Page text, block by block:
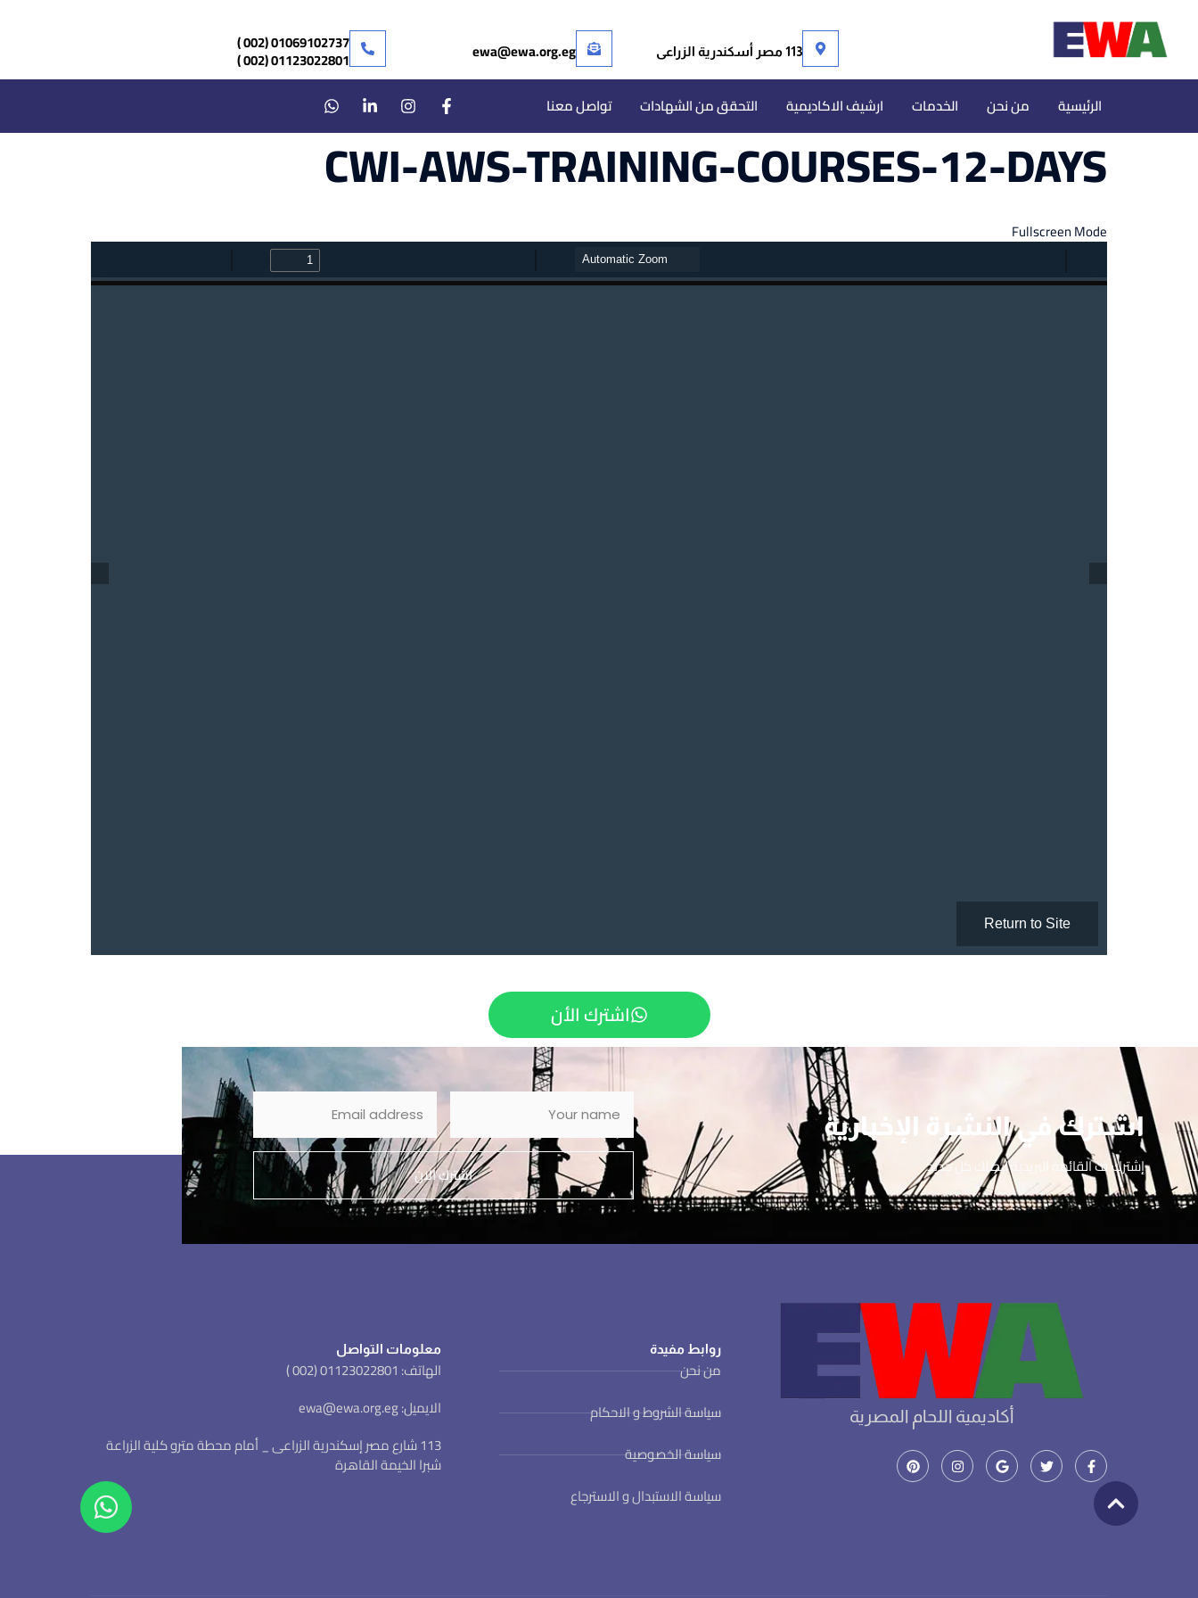
113 مصر أسكندرية الزراعى ewa@ewa.org.eg
01069102737 (002 )
01123022801 (002 )
الرئيسية
من نحن الخدمات ارشيف الاكاديمية التحقق من الشهادات تواصل معنا
CWI-AWS-TRAINING-COURSES-12-DAYS
Fullscreen Mode
اشترك الأن
اشترك في النشرة الإخبارية
إشترك ف القائمة البريدية ليصلك كل جديد اشترك الان
أكاديمية اللحام المصرية
روابط مفيدة
من نحن
سياسة الشروط و الاحكام
سياسة الخصوصية
سياسة الاستبدال و الاسترجاع
معلومات التواصل
الهاتف: 01123022801 (002 )
الايميل: ewa@ewa.org.eg
113 شارع مصر إسكندرية الزراعى _ أمام محطة مترو كلية الزراعة
شبرا الخيمة القاهرة